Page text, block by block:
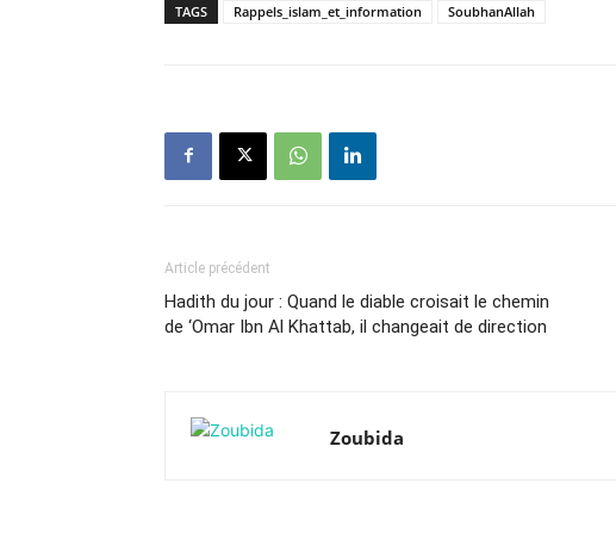
TAGS Rappels_islam_et_information SoubhanAllah
Article précédent
Hadith du jour : Quand le diable croisait le chemin
de ‘Omar Ibn Al Khattab, il changeait de direction
Zoubida